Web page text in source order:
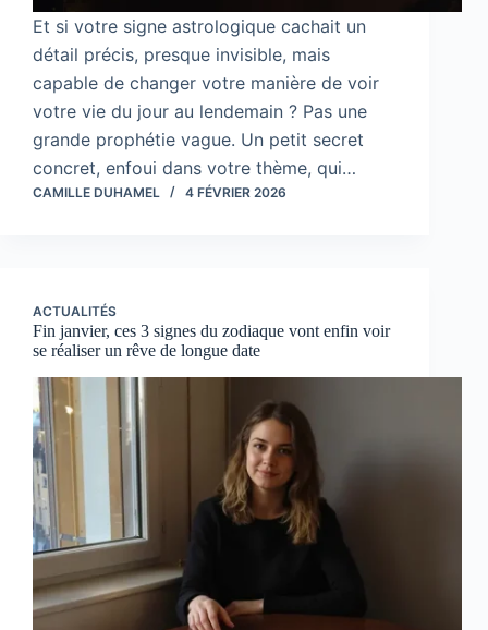
Et si votre signe astrologique cachait un
détail précis, presque invisible, mais
capable de changer votre manière de voir
votre vie du jour au lendemain ? Pas une
grande prophétie vague. Un petit secret
concret, enfoui dans votre thème, qui…
CAMILLE DUHAMEL 4 FÉVRIER 2026
ACTUALITÉS
Fin janvier, ces 3 signes du zodiaque vont enfin voir
se réaliser un rêve de longue date